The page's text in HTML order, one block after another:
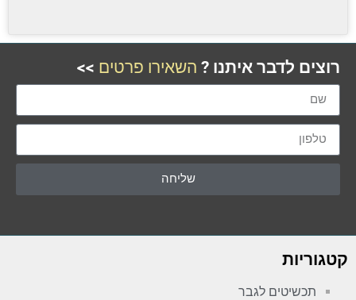
רוצים לדבר איתנו ? השאירו פרטים >>
שליחה
קטגוריות
תכשיטים לגבר